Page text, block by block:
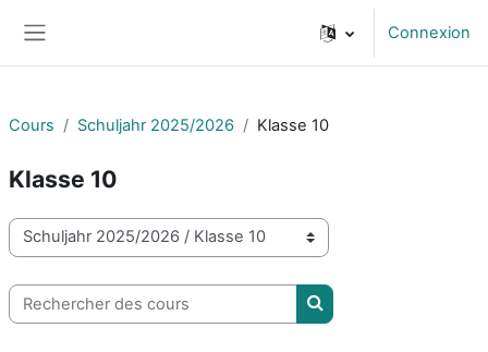
Connexion
Cours Schuljahr 2025/2026 Klasse 10
Klasse 10
Catégories de cours
Rechercher des cours
Rechercher des cours